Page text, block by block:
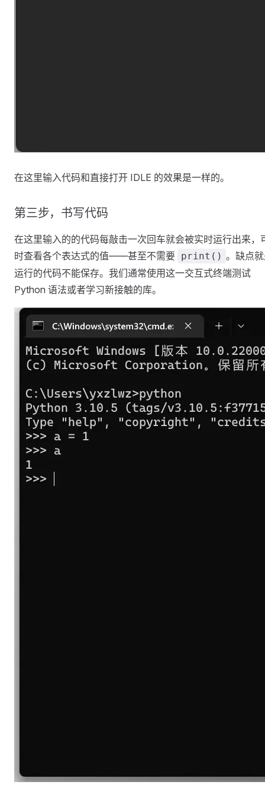
在这里输入代码和直接打开 IDLE 的效果是一样的。
第三步，书写代码
在这里输入的的代码每敲击一次回车就会被实时运行出来，
时查看各个表达式的值——甚至不需要 print() 。缺点
运行的代码不能保存。我们通常使用这一交互式终端测试
Python 语法或者学习新接触的库。